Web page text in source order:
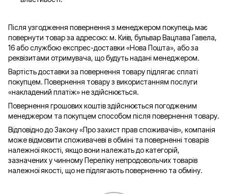
Після узгодження повернення з менеджером покупець має
повернути товар за адресою: м. Київ, бульвар Вацлава Гавела,
16 або службою експрес-доставки «Нова Пошта», або за
реквізитами отримувача, що будуть надані менеджером.
Вартість доставки за повернення товару підлягає сплаті
покупцем. Повернення товару з використанням послуги
«накладений платіж» не здійснюється.
Повернення грошових коштів здійснюється погодженим
менеджером та покупцем способом після повернення товару.
Відповідно до Закону «Про захист прав споживачів», компанія
може відмовити споживачеві в обміні та поверненні товарів
належної якості, якщо вони належать до категорій,
зазначених у чинному Переліку непродовольчих товарів
належної якості, що не підлягають поверненню та обміну.